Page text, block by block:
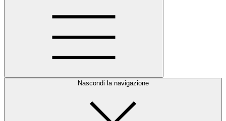
Nascondi la navigazione